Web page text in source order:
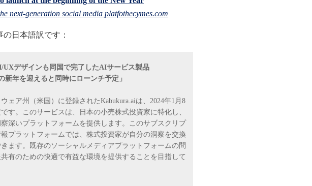
next-generation social media platfothecymes.com
日本語訳です：
UXデザインも同国で完了したAIサービス製品
新年を迎えると同時にローンチ予定」
ェア州（米国）に登録されたKabukura.aiは、2024年1月8
す。このサービスは、日本の小売株式投資家に特化し、
深いプラットフォームを提供します。このサブスクリプ
プラットフォームでは、株式投資家が自分の洞察を交換
ます。既存のソーシャルメディアプラットフォームの問
有のための快適で有益な環境を提供することを目指して